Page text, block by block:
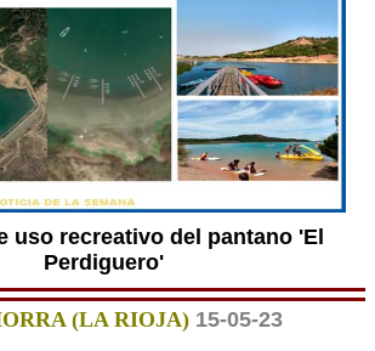
uso recreativo del pantano 'El
Perdiguero'
(LA RIOJA) 15-05-23